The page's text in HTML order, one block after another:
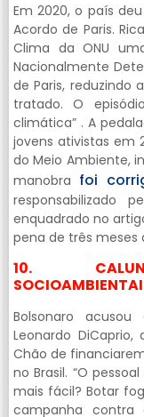
Em 2020, o país
Acordo de Paris.
Clima da ONU
Nacionalmente
de Paris, reduzindo
tratado. O
climática” . A
jovens ativistas em
do Meio Ambiente,
manobra foi
responsabilizado
enquadrado no
pena de três
10.
Bolsonaro
Leonardo
Chão de
no Brasil. “O
mais fácil? Botar
campanha